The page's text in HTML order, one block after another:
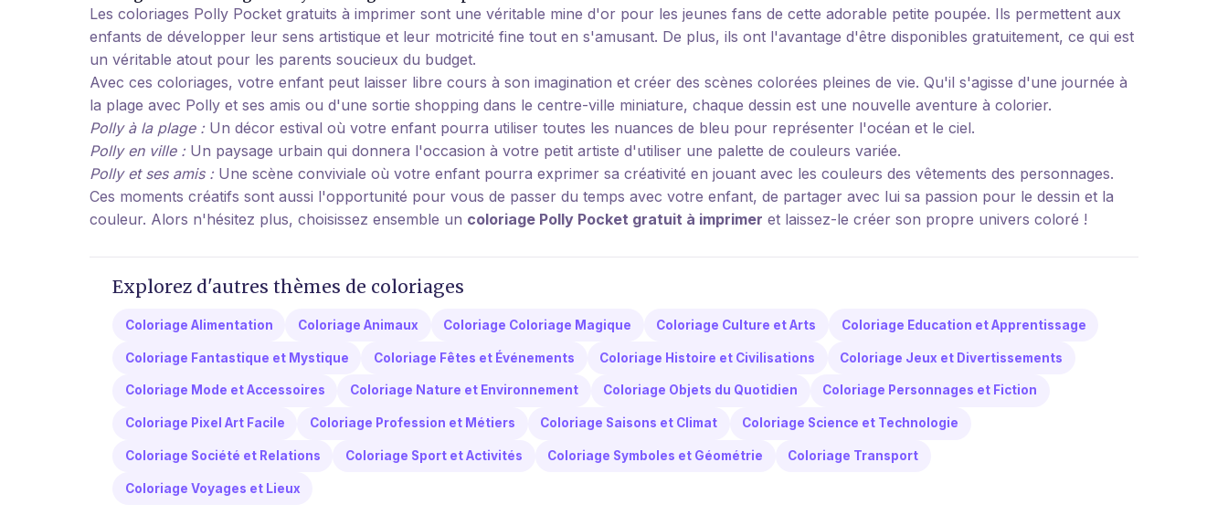
Les coloriages Polly Pocket gratuits à imprimer sont une véritable mine d'or pour les jeunes fans de cette adorable petite poupée. Ils permettent aux
enfants de développer leur sens artistique et leur motricité fine tout en s'amusant. De plus, ils ont l'avantage d'être disponibles gratuitement, ce qui est
un véritable atout pour les parents soucieux du budget.
Avec ces coloriages, votre enfant peut laisser libre cours à son imagination et créer des scènes colorées pleines de vie. Qu'il s'agisse d'une journée à
la plage avec Polly et ses amis ou d'une sortie shopping dans le centre-ville miniature, chaque dessin est une nouvelle aventure à colorier.
Polly à la plage :Un décor estival où votre enfant pourra utiliser toutes les nuances de bleu pour représenter l'océan et le ciel.
Polly en ville :Un paysage urbain qui donnera l'occasion à votre petit artiste d'utiliser une palette de couleurs variée.
Polly et ses amis :Une scène conviviale où votre enfant pourra exprimer sa créativité en jouant avec les couleurs des vêtements des personnages.
Ces moments créatifs sont aussi l'opportunité pour vous de passer du temps avec votre enfant, de partager avec lui sa passion pour le dessin et la
couleur. Alors n'hésitez plus, choisissez ensemble un coloriage Polly Pocket gratuit à imprimer et laissez-le créer son propre univers coloré !
Explorez d'autres thèmes de coloriages
Coloriage Alimentation Coloriage Animaux Coloriage Coloriage Magique Coloriage Culture et Arts Coloriage Education et Apprentissage
Coloriage Fantastique et Mystique Coloriage Fêtes et Événements Coloriage Histoire et Civilisations Coloriage Jeux et Divertissements
Coloriage Mode et Accessoires Coloriage Nature et Environnement Coloriage Objets du Quotidien Coloriage Personnages et Fiction
Coloriage Pixel Art Facile Coloriage Profession et Métiers Coloriage Saisons et Climat Coloriage Science et Technologie
Coloriage Société et Relations Coloriage Sport et Activités Coloriage Symboles et Géométrie Coloriage Transport
Coloriage Voyages et Lieux